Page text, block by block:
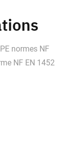
normes NF
NF EN 1452